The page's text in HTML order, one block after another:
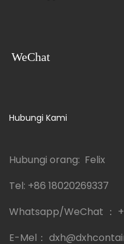
WeChat
Hubungi Kami
Hubungi orang: Felix
Tel: +86 18020269337
Whatsapp/WeChat ：
E-Mel：